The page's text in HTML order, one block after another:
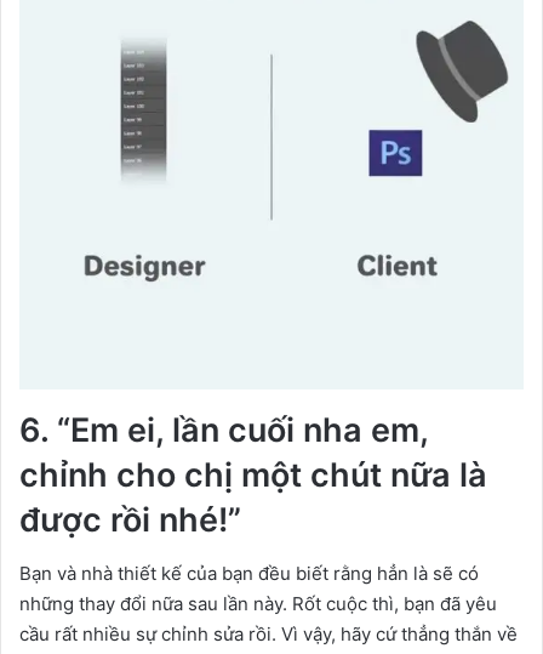
6. “Em ei, lần cuối nha em,
chỉnh cho chị một chút nữa là
được rồi nhé!”
Bạn và nhà thiết kế của bạn đều biết rằng hẳn là sẽ có
những thay đổi nữa sau lần này. Rốt cuộc thì, bạn đã yêu
cầu rất nhiều sự chỉnh sửa rồi. Vì vậy, hãy cứ thẳng thắn về